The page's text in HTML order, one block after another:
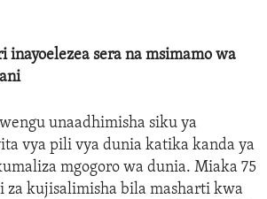
GOVERNANCE
sera na msimamo wa
unaadhimisha siku ya
vya pili vya dunia katika kanda ya
mgogoro wa dunia. Miaka 75
za kujisalimisha bila masharti kwa